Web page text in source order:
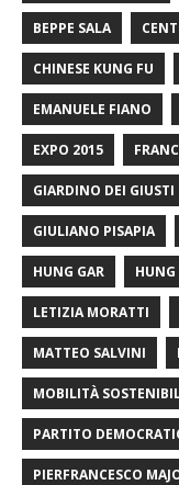
BEPPE SALA
CHINESE KUNG FU
EMANUELE FIANO
EXPO 2015
GIARDINO DEI GIUSTI
GIULIANO PISAPIA
HUNG GAR HUNG
LETIZIA MORATTI
MATTEO SALVINI
MOBILITÀ
PARTITO
PIERFRANCESCO